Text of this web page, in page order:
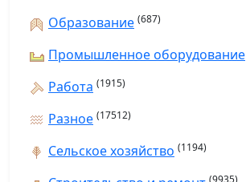
Образование (687)
Промышленное оборудование
Работа (1915)
Разное (17512)
Сельское хозяйство (1194)
(9935)